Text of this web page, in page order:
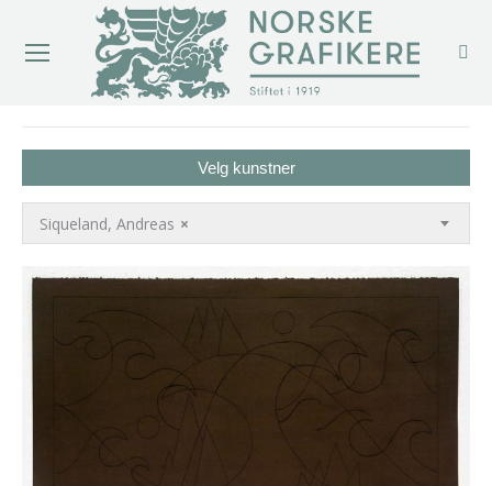
Velg kunstner
×
Siqueland, Andreas